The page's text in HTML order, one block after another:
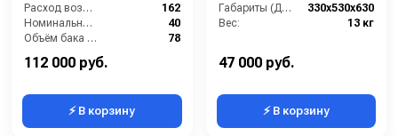
Расход воздуха (л/сек):
162
Номинальный диаметр принадлежностей (мм):
40
Объём бака (л):
78
112 000 руб.
⚡ В корзину
Габариты (ДхШхВ):
330x530x630
Вес:
13 кг
47 000 руб.
⚡ В корзину